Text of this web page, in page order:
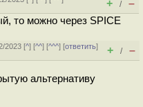
+ / –
то можно через SPICE
2023 [^] [^^] [^^^] [ответить]
+ / –
альтернативу